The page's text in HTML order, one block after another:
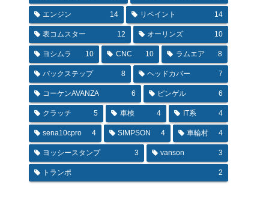
エンジン 14 リペイント 14
表コムスター 12 オーリンズ 10
ヨシムラ 10 CNC 10 ラムエア 8
バックステップ 8 ヘッドカバー 7
コーケンAVANZA 6 ピンゲル 6
クラッチ 5 車検 4 IT系 4
sena10cpro 4 SIMPSON 4 車輪村 4
ヨッシースタンプ 3 vanson 3
トランポ 2